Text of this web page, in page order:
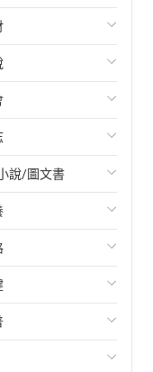
勢
融
導
術
告
學
學
庭生活小說
理小說
幻小說
國歷史
史
史/史學
長/情緒
說/圖文書
幻
會寫實
理
學/故事
普/學習
譜
顏
戲
生